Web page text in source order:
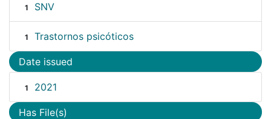
1 SNV
1 Trastornos psicóticos
Date issued
1 2021
Has File(s)